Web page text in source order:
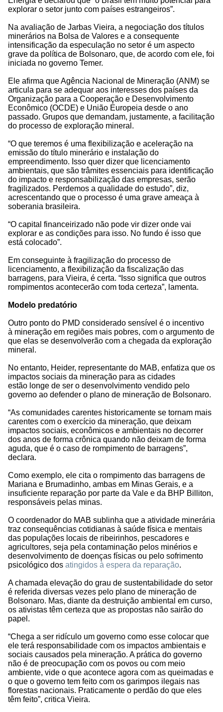
explorar o setor junto com países estrangeiros”.
Na avaliação de Jarbas Vieira, a negociação dos títulos
minerários na Bolsa de Valores e a consequente
intensificação da especulação no setor é um aspecto
grave da política de Bolsonaro, que, de acordo com ele, foi
iniciada no governo Temer.
Ele afirma que Agência Nacional de Mineração (ANM) se
articula para se adequar aos interesses dos países da
Organização para a Cooperação e Desenvolvimento
Econômico (OCDE) e União Europeia desde o ano
passado. Grupos que demandam, justamente, a facilitação
do processo de exploração mineral.
“O que teremos é uma flexibilização e aceleração na
emissão do título minerário e instalação do
empreendimento. Isso quer dizer que licenciamento
ambientais, que são trâmites essenciais para identificação
do impacto e responsabilização das empresas, serão
fragilizados. Perdemos a qualidade do estudo”, diz,
acrescentando que o processo é uma grave ameaça à
soberania brasileira.
“O capital financeirizado não pode vir dizer onde vai
explorar e as condições para isso. No fundo é isso que
está colocado”.
Em conseguinte à fragilização do processo de
licenciamento, a flexibilização da fiscalização das
barragens, para Vieira, é certa. “Isso significa que outros
rompimentos acontecerão com toda certeza”, lamenta.
Modelo predatório
Outro ponto do PMD considerado sensível é o incentivo
à mineração em regiões mais pobres, com o argumento de
que elas se desenvolverão com a chegada da exploração
mineral.
No entanto, Heider, representante do MAB, enfatiza que os
impactos sociais da mineração para as cidades
estão longe de ser o desenvolvimento vendido pelo
governo ao defender o plano de mineração de Bolsonaro.
“As comunidades carentes historicamente se tornam mais
carentes com o exercício da mineração, que deixam
impactos sociais, econômicos e ambientais no decorrer
dos anos de forma crônica quando não deixam de forma
aguda, que é o caso de rompimento de barragens”,
declara.
Como exemplo, ele cita o rompimento das barragens de
Mariana e Brumadinho, ambas em Minas Gerais, e a
insuficiente reparação por parte da Vale e da BHP Billiton,
responsáveis pelas minas.
O coordenador do MAB sublinha que a atividade minerária
traz consequências cotidianas à saúde física e mentais
das populações locais de ribeirinhos, pescadores e
agricultores, seja pela contaminação pelos minérios e
desenvolvimento de doenças físicas ou pelo sofrimento
psicológico dos atingidos à espera da reparação.
A chamada elevação do grau de sustentabilidade do setor
é referida diversas vezes pelo plano de mineração de
Bolsonaro. Mas, diante da destruição ambiental em curso,
os ativistas têm certeza que as propostas não sairão do
papel.
“Chega a ser ridículo um governo como esse colocar que
ele terá responsabilidade com os impactos ambientais e
sociais causados pela mineração. A prática do governo
não é de preocupação com os povos ou com meio
ambiente, vide o que acontece agora com as queimadas e
o que o governo tem feito com os garimpos ilegais nas
florestas nacionais. Praticamente o perdão do que eles
têm feito”, critica Vieira.